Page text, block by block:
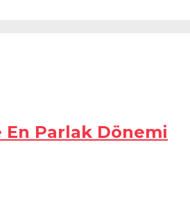
En Parlak Dönemi